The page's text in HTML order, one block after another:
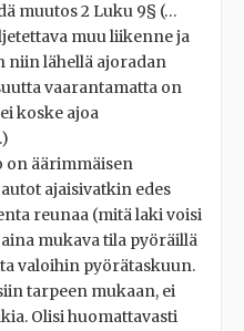
muutos 2 Luku 9§ (…
muu liikenne ja
niin lähellä ajoradan
vaarantamatta on
koske ajoa
on äärimmäisen
ajaisivatkin edes
reunaa (mitä laki voisi
mukava tila pyöräillä
valoihin pyörätaskuun.
tarpeen mukaan, ei
Olisi huomattavasti